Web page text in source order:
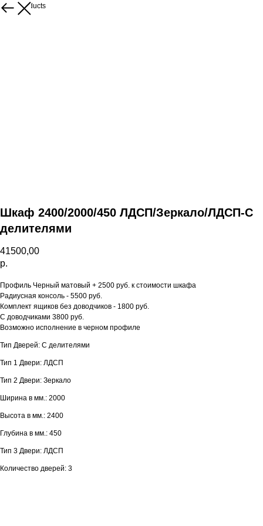
More products
Шкаф 2400/2000/450 ЛДСП/Зеркало/ЛДСП-С
делителями
41500,00
р.
Профиль Черный матовый + 2500 руб. к стоимости шкафа
Радиусная консоль - 5500 руб.
Комплект ящиков без доводчиков - 1800 руб.
С доводчиками 3800 руб.
Возможно исполнение в черном профиле
Тип Дверей: С делителями
Тип 1 Двери: ЛДСП
Тип 2 Двери: Зеркало
Ширина в мм.: 2000
Высота в мм.: 2400
Глубина в мм.: 450
Тип 3 Двери: ЛДСП
Количество дверей: 3